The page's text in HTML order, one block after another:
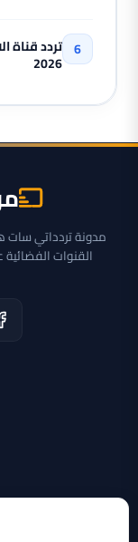
2026
مدونة تردداتي
القنوات الفضائية